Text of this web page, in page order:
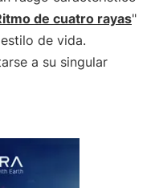
de cuatro rayas"
de vida.
a su singular